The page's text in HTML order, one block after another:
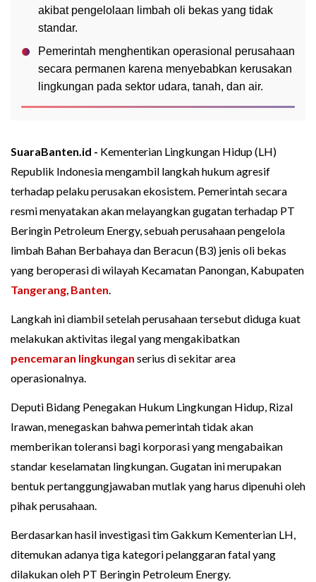
akibat pengelolaan limbah oli bekas yang tidak
standar.
Pemerintah menghentikan operasional perusahaan
secara permanen karena menyebabkan kerusakan
lingkungan pada sektor udara, tanah, dan air.
SuaraBanten.id - Kementerian Lingkungan Hidup (LH)
Republik Indonesia mengambil langkah hukum agresif
terhadap pelaku perusakan ekosistem. Pemerintah secara
resmi menyatakan akan melayangkan gugatan terhadap PT
Beringin Petroleum Energy, sebuah perusahaan pengelola
limbah Bahan Berbahaya dan Beracun (B3) jenis oli bekas
yang beroperasi di wilayah Kecamatan Panongan, Kabupaten
Tangerang, Banten.
Langkah ini diambil setelah perusahaan tersebut diduga kuat
melakukan aktivitas ilegal yang mengakibatkan
pencemaran lingkungan serius di sekitar area
operasionalnya.
Deputi Bidang Penegakan Hukum Lingkungan Hidup, Rizal
Irawan, menegaskan bahwa pemerintah tidak akan
memberikan toleransi bagi korporasi yang mengabaikan
standar keselamatan lingkungan. Gugatan ini merupakan
bentuk pertanggungjawaban mutlak yang harus dipenuhi oleh
pihak perusahaan.
Berdasarkan hasil investigasi tim Gakkum Kementerian LH,
ditemukan adanya tiga kategori pelanggaran fatal yang
dilakukan oleh PT Beringin Petroleum Energy.